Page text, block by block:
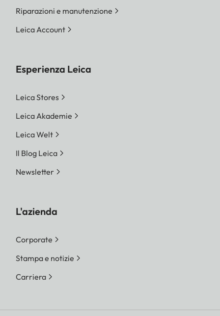
Riparazioni e manutenzione
Leica Account
Esperienza Leica
Leica Stores
Leica Akademie
Leica Welt
Il Blog Leica
Newsletter
L'azienda
Corporate
Stampa e notizie
Carriera